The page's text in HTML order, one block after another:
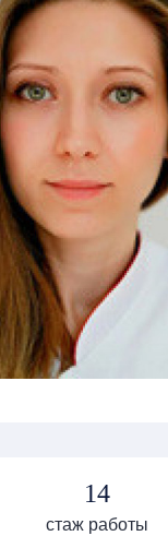
14
стаж работы